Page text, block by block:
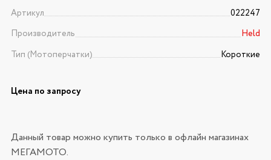
Артикул
022247
Производитель
Held
Тип (Мотоперчатки)
Короткие
Цена по запросу
Данный товар можно купить только в офлайн магазинах
МЕГАМОТО.